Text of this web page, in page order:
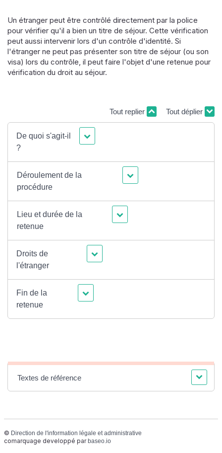
Un étranger peut être contrôlé directement par la police
pour vérifier qu'il a bien un titre de séjour. Cette vérification
peut aussi intervenir lors d'un contrôle d'identité. Si
l'étranger ne peut pas présenter son titre de séjour (ou son
visa) lors du contrôle, il peut faire l'objet d'une retenue pour
vérification du droit au séjour.
Tout replier Tout déplier
De quoi s'agit-il
?
Déroulement de la
procédure
Lieu et durée de la
retenue
Droits de
l'étranger
Fin de la
retenue
Textes de référence
© Direction de l'information légale et administrative
comarquage developpé par baseo.io